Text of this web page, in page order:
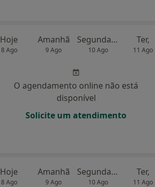
Hoje
8 Ago
Amanhã
9 Ago
Segunda-feira
10 Ago
Ter,
11 Ago
O agendamento online não está
disponível
Solicite um atendimento
Hoje
8 Ago
Amanhã
9 Ago
Segunda-feira
10 Ago
Ter,
11 Ago